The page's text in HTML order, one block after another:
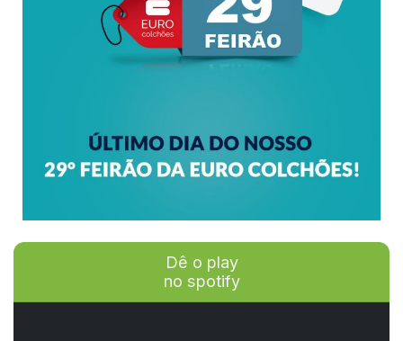
Dê o play
no spotify